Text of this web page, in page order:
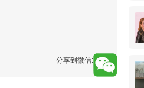
分享到微信: